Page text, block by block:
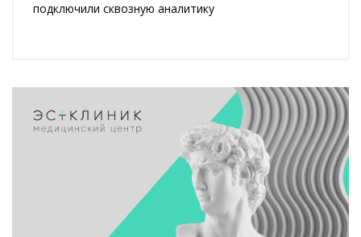
подключили сквозную аналитику